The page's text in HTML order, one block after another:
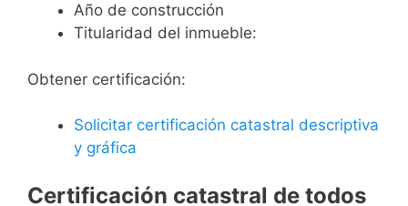
Año de construcción
Titularidad del inmueble:
Obtener certificación:
Solicitar certificación catastral descriptiva
y gráfica
Certificación catastral de todos